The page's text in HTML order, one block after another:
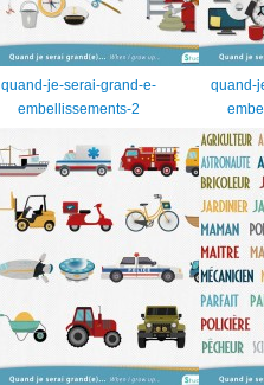
quand-je-serai-grand-e-
embellissements-2
quand-